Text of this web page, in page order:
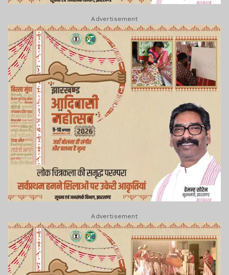
Advertisement
Advertisement